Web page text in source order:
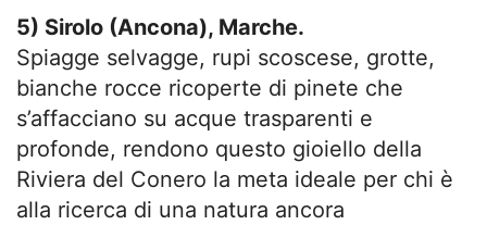
5) Sirolo (Ancona), Marche.
Spiagge selvagge, rupi scoscese, grotte,
bianche rocce ricoperte di pinete che
s’affacciano su acque trasparenti e
profonde, rendono questo gioiello della
Riviera del Conero la meta ideale per chi è
alla ricerca di una natura ancora